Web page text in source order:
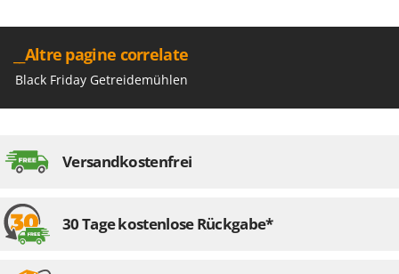
__Altre pagine correlate
Black Friday Getreidemühlen
Versandkostenfrei
30 Tage kostenlose Rückgabe*